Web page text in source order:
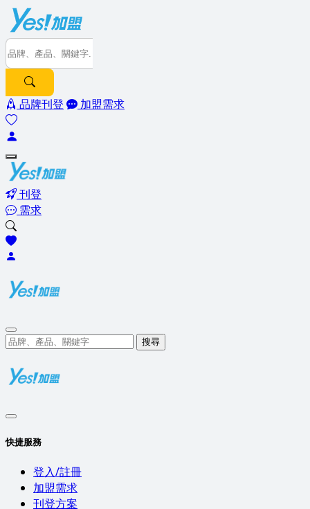
品牌刊登 加盟需求
刊登
需求
搜尋
快捷服務
登入/註冊
加盟需求
刊登方案